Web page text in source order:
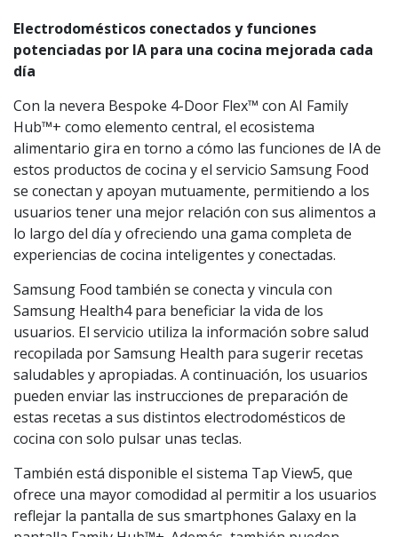
Electrodomésticos conectados y funciones
potenciadas por IA para una cocina mejorada cada
día
Con la nevera Bespoke 4-Door Flex™ con AI Family
Hub™+ como elemento central, el ecosistema
alimentario gira en torno a cómo las funciones de IA de
estos productos de cocina y el servicio Samsung Food
se conectan y apoyan mutuamente, permitiendo a los
usuarios tener una mejor relación con sus alimentos a
lo largo del día y ofreciendo una gama completa de
experiencias de cocina inteligentes y conectadas.
Samsung Food también se conecta y vincula con
Samsung Health4 para beneficiar la vida de los
usuarios. El servicio utiliza la información sobre salud
recopilada por Samsung Health para sugerir recetas
saludables y apropiadas. A continuación, los usuarios
pueden enviar las instrucciones de preparación de
estas recetas a sus distintos electrodomésticos de
cocina con solo pulsar unas teclas.
También está disponible el sistema Tap View5, que
ofrece una mayor comodidad al permitir a los usuarios
reflejar la pantalla de sus smartphones Galaxy en la